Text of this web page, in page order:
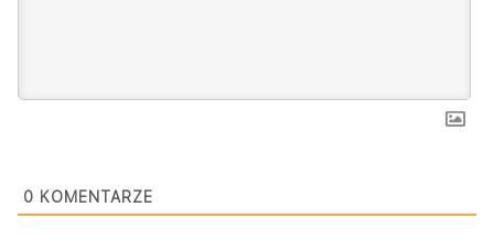
0 KOMENTARZE